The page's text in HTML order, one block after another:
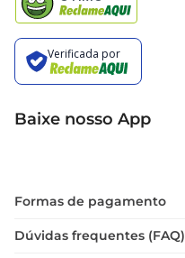
Baixe nosso App
Formas de pagamento
Dúvidas frequentes (FAQ)